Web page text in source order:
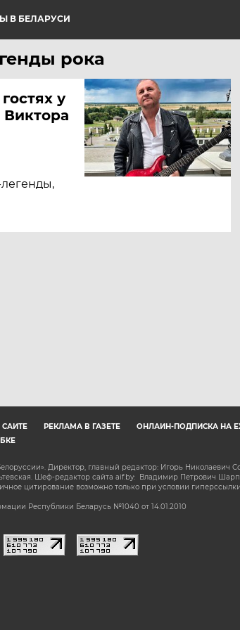
В БЕЛАРУСИ
рока
у
РЕКЛАМА В ГАЗЕТЕ
ОНЛАЙН-ПОДПИСКА НА
Директор, главный редактор: Игорь Николаевич
Шеф-редактор сайта aif.by: Владимир Петрович
цитирование возможно только при условии
Республики Беларусь №1040 от 14.01.2010